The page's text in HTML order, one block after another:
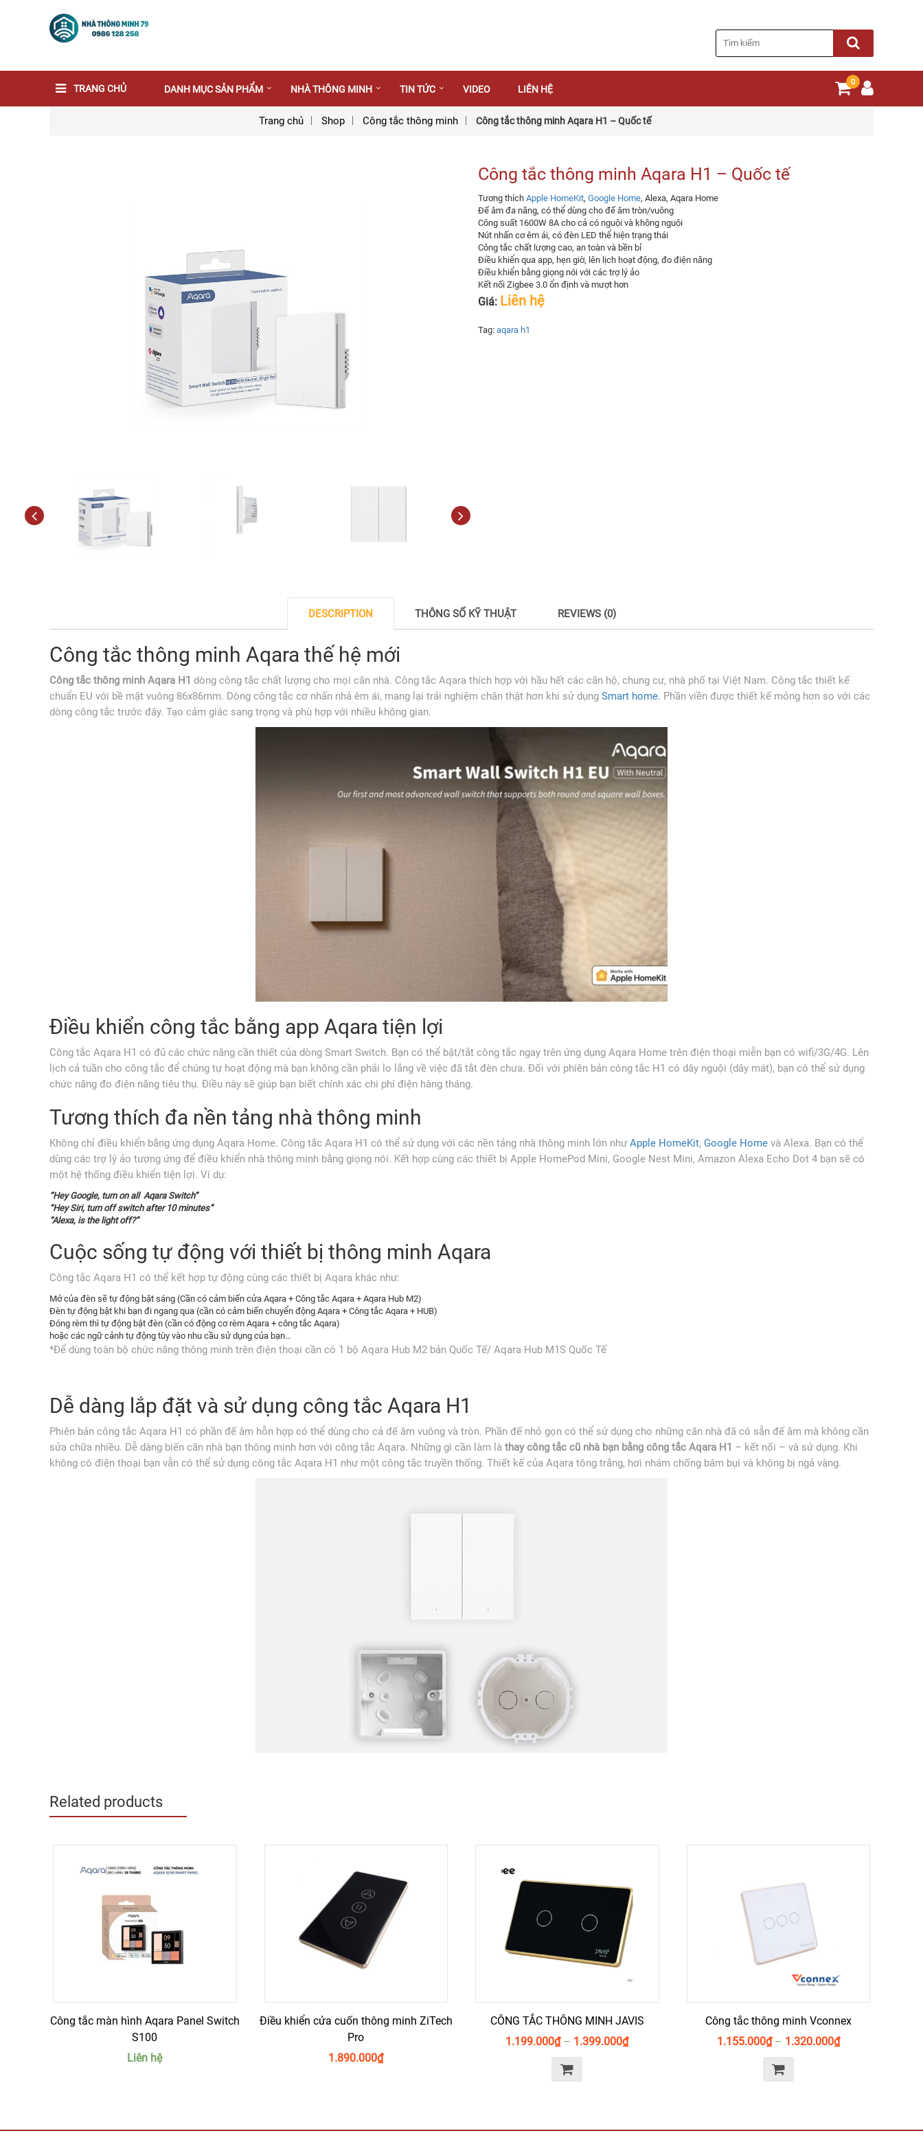
TRANG CHỦ DANH MỤC SẢN PHẨM NHÀ THÔNG MINH TIN TỨC VIDEO LIÊN HỆ
0
Trang chủ Shop Công tắc thông minh Công tắc thông minh Aqara H1 – Quốc tế
Công tắc thông minh Aqara H1 – Quốc tế
Tương thích Apple HomeKit, Google Home, Alexa, Aqara Home
Đế âm đa năng, có thể dùng cho đế âm tròn/vuông
Công suất 1600W 8A cho cả có nguội và không nguội
Nút nhấn cơ êm ái, có đèn LED thể hiện trạng thái
Công tắc chất lượng cao, an toàn và bền bỉ
Điều khiển qua app, hẹn giờ, lên lịch hoạt động, đo điện năng
Điều khiển bằng giọng nói với các trợ lý ảo
Kết nối Zigbee 3.0 ổn định và mượt hơn
Giá: Liên hệ
Tag: aqara h1
DESCRIPTION THÔNG SỐ KỸ THUẬT REVIEWS (0)
Công tắc thông minh Aqara thế hệ mới
Công tắc thông minh Aqara H1 dòng công tắc chất lượng cho mọi căn nhà. Công tắc Aqara thích hợp với hầu hết các căn hộ, chung cư, nhà phố tại Việt Nam. Công tắc thiết kế
chuẩn EU với bề mặt vuông 86x86mm. Dòng công tắc cơ nhấn nhả êm ái, mang lại trải nghiệm chân thật hơn khi sử dụng Smart home. Phần viền được thiết kế mỏng hơn so với các
dòng công tắc trước đây. Tạo cảm giác sang trọng và phù hợp với nhiều không gian.
Điều khiển công tắc bằng app Aqara tiện lợi
Công tắc Aqara H1 có đủ các chức năng cần thiết của dòng Smart Switch. Bạn có thể bật/tắt công tắc ngay trên ứng dụng Aqara Home trên điện thoại miễn bạn có wifi/3G/4G. Lên
lịch cả tuần cho công tắc để chúng tự hoạt động mà bạn không cần phải lo lắng về việc đã tắt đèn chưa. Đối với phiên bản công tắc H1 có dây nguội (dây mát), bạn có thể sử dụng
chức năng đo điện năng tiêu thụ. Điều này sẽ giúp bạn biết chính xác chi phí điện hàng tháng.
Tương thích đa nền tảng nhà thông minh
Không chỉ điều khiển bằng ứng dụng Aqara Home. Công tắc Aqara H1 có thể sử dụng với các nền tảng nhà thông minh lớn nhưApple HomeKit, Google Home và Alexa. Bạn có thể
dùng các trợ lý ảo tương ứng để điều khiển nhà thông minh bằng giọng nói. Kết hợp cùng các thiết bị Apple HomePod Mini, Google Nest Mini, Amazon Alexa Echo Dot 4 bạn sẽ có
một hệ thống điều khiển tiện lợi. Ví dụ:
“Hey Google, turn on all Aqara Switch”
“Hey Siri, turn off switch after 10 minutes”
“Alexa, is the light off?”
Cuộc sống tự động với thiết bị thông minh Aqara
Công tắc Aqara H1 có thể kết hợp tự động cùng các thiết bị Aqara khác như:
Mở của đèn sẽ tự động bật sáng (Cần có cảm biến cửa Aqara + Công tắc Aqara + Aqara Hub M2)
Đèn tự động bật khi bạn đi ngang qua (cần có cảm biến chuyển động Aqara + Công tắc Aqara + HUB)
Đóng rèm thì tự động bật đèn (cần có động cơ rèm Aqara + công tắc Aqara)
hoặc các ngữ cảnh tự động tùy vào nhu cầu sử dụng của bạn…
*Để dùng toàn bộ chức năng thông minh trên điện thoại cần có 1 bộ Aqara Hub M2 bản Quốc Tế/ Aqara Hub M1S Quốc Tế
Dễ dàng lắp đặt và sử dụng công tắc Aqara H1
Phiên bản công tắc Aqara H1 có phần đế âm hỗn hợp có thể dùng cho cả đế âm vuông và tròn. Phần đế nhỏ gọn có thể sử dụng cho những căn nhà đã có sẵn đế âm mà không cần
sửa chữa nhiều. Dễ dàng biến căn nhà bạn thông minh hơn với công tắc Aqara. Những gì cần làm là thay công tắc cũ nhà bạn bằng công tắc Aqara H1 – kết nối – và sử dụng. Khi
không có điện thoại bạn vẫn có thể sử dụng công tắc Aqara H1 như một công tắc truyền thống. Thiết kế của Aqara tông trắng, hơi nhám chống bám bụi và không bị ngả vàng.
Related products
Công tắc màn hình Aqara Panel Switch
S100
Liên hệ
Điều khiển cửa cuốn thông minh ZiTech
Pro
₫
1.890.000
CÔNG TẮC THÔNG MINH JAVIS
₫
1.199.000 – ₫
1.399.000
Công tắc thông minh Vconnex
₫
1.155.000 – ₫
1.320.000